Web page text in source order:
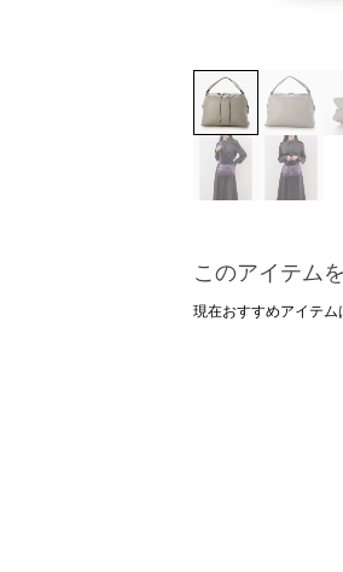
このアイテム
現在おすすめアイテム